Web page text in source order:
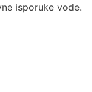
isporuke vode.